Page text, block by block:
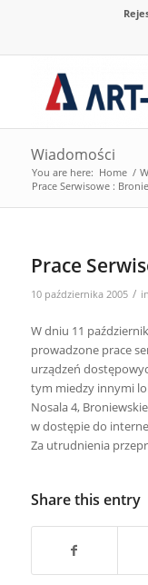
Wiadomości
You are here: Home /
Prace Serwisowe :
Prace
10 października 2005 / in
W dniu 11
prowadzone prace
urządzeń
tym miedzy innymi
Nosala 4,
w dostępie do
Za utrudnienia
Share this entry